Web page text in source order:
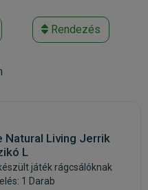
Rendezés
Natural Living Jerrik
L
játék rágcsálóknak
1 Darab